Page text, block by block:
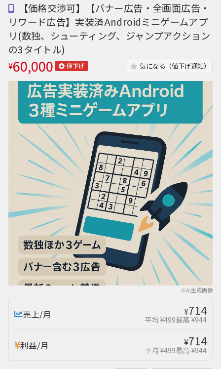
※AI生成画像
【価格交渉可】【バナー広告・全画面広告・
リワード広告】実装済Androidミニゲームアプ
リ(数独、シューティング、ジャンプアクション
の3タイトル)
¥60,000 値下げ 気になる（値下げ通知）
売上/月 ¥714
平均 ¥499最高 ¥944
利益/月 ¥714
平均 ¥499最高 ¥944